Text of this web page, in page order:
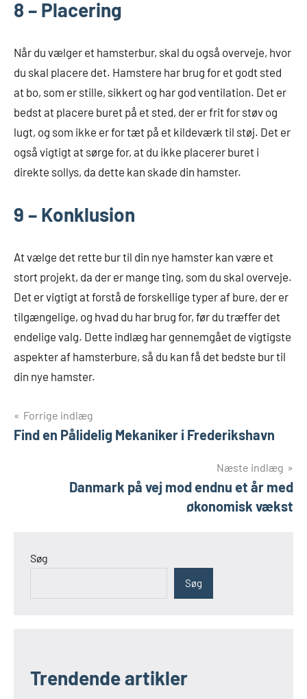
8 – Placering
Når du vælger et hamsterbur, skal du også overveje, hvor
du skal placere det. Hamstere har brug for et godt sted
at bo, som er stille, sikkert og har god ventilation. Det er
bedst at placere buret på et sted, der er frit for støv og
lugt, og som ikke er for tæt på et kildeværk til støj. Det er
også vigtigt at sørge for, at du ikke placerer buret i
direkte sollys, da dette kan skade din hamster.
9 – Konklusion
At vælge det rette bur til din nye hamster kan være et
stort projekt, da der er mange ting, som du skal overveje.
Det er vigtigt at forstå de forskellige typer af bure, der er
tilgængelige, og hvad du har brug for, før du træffer det
endelige valg. Dette indlæg har gennemgået de vigtigste
aspekter af hamsterbure, så du kan få det bedste bur til
din nye hamster.
Indlægsnavigation
Forrige indlæg
Find en Pålidelig Mekaniker i Frederikshavn
Næste indlæg
Danmark på vej mod endnu et år med
økonomisk vækst
Søg
Søg
Trendende artikler